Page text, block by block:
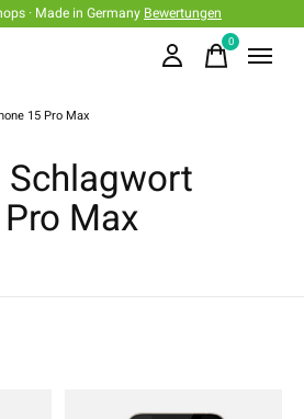
· Made in Germany Bewertungen
0items
15 Pro Max
Max